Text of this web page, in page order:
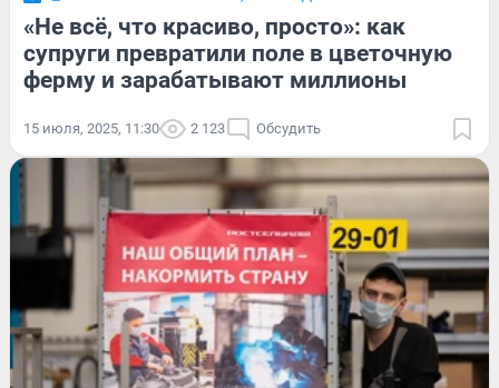
«Не всё, что красиво, просто»: как
супруги превратили поле в цветочную
ферму и зарабатывают миллионы
15 июля, 2025, 11:30 2 123 Обсудить